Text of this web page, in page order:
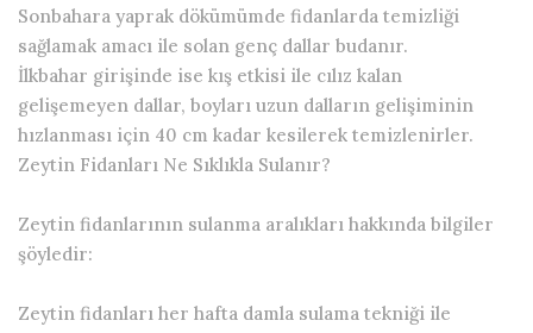
Sonbahara yaprak dökümümde fidanlarda temizliği
sağlamak amacı ile solan genç dallar budanır.
İlkbahar girişinde ise kış etkisi ile cılız kalan
gelişemeyen dallar, boyları uzun dalların gelişiminin
hızlanması için 40 cm kadar kesilerek temizlenirler.
Zeytin Fidanları Ne Sıklıkla Sulanır?
Zeytin fidanlarının sulanma aralıkları hakkında bilgiler
şöyledir:
Zeytin fidanları her hafta damla sulama tekniği ile